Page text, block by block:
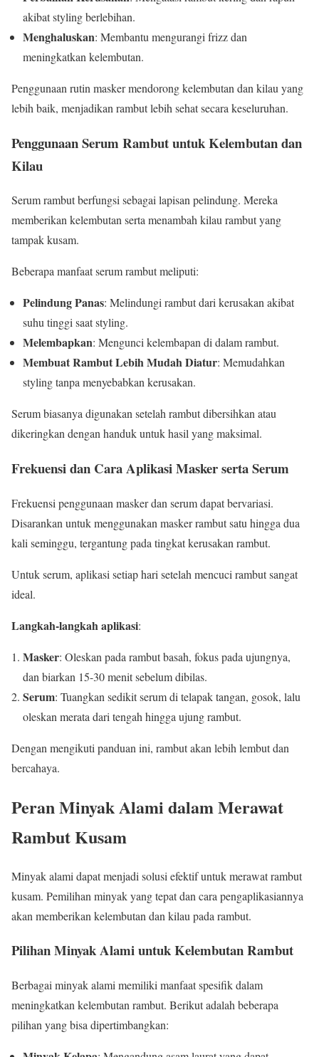
akibat styling berlebihan.
Menghaluskan: Membantu mengurangi frizz dan
meningkatkan kelembutan.
Penggunaan rutin masker mendorong kelembutan dan kilau yang
lebih baik, menjadikan rambut lebih sehat secara keseluruhan.
Penggunaan Serum Rambut untuk Kelembutan dan
Kilau
Serum rambut berfungsi sebagai lapisan pelindung. Mereka
memberikan kelembutan serta menambah kilau rambut yang
tampak kusam.
Beberapa manfaat serum rambut meliputi:
Pelindung Panas: Melindungi rambut dari kerusakan akibat
suhu tinggi saat styling.
Melembapkan: Mengunci kelembapan di dalam rambut.
Membuat Rambut Lebih Mudah Diatur: Memudahkan
styling tanpa menyebabkan kerusakan.
Serum biasanya digunakan setelah rambut dibersihkan atau
dikeringkan dengan handuk untuk hasil yang maksimal.
Frekuensi dan Cara Aplikasi Masker serta Serum
Frekuensi penggunaan masker dan serum dapat bervariasi.
Disarankan untuk menggunakan masker rambut satu hingga dua
kali seminggu, tergantung pada tingkat kerusakan rambut.
Untuk serum, aplikasi setiap hari setelah mencuci rambut sangat
ideal.
Langkah-langkah aplikasi:
Masker: Oleskan pada rambut basah, fokus pada ujungnya,
dan biarkan 15-30 menit sebelum dibilas.
Serum: Tuangkan sedikit serum di telapak tangan, gosok, lalu
oleskan merata dari tengah hingga ujung rambut.
Dengan mengikuti panduan ini, rambut akan lebih lembut dan
bercahaya.
Peran Minyak Alami dalam Merawat
Rambut Kusam
Minyak alami dapat menjadi solusi efektif untuk merawat rambut
kusam. Pemilihan minyak yang tepat dan cara pengaplikasiannya
akan memberikan kelembutan dan kilau pada rambut.
Pilihan Minyak Alami untuk Kelembutan Rambut
Berbagai minyak alami memiliki manfaat spesifik dalam
meningkatkan kelembutan rambut. Berikut adalah beberapa
pilihan yang bisa dipertimbangkan: